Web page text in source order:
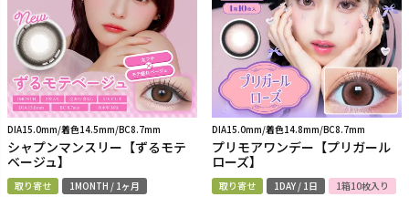
DIA15.0mm/着色14.5mm/BC8.7mm
シャプンマンスリー【ずるモテ
ベージュ】
取り寄せ
1MONTH / 1ヶ月
DIA15.0mm/着色14.8mm/BC8.7mm
プリモアワンデー【プリガール
ローズ】
取り寄せ 1DAY / 1日 1箱10枚入り